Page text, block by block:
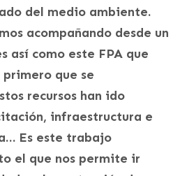
del medio ambiente.
acompañando desde un
así como este FPA que
que se
recursos han ido
infraestructura e
Es este trabajo
el que nos permite ir